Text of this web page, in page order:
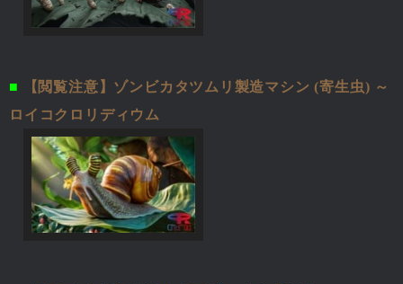
■
【閲覧注意】ゾンビカタツムリ製造マシン (寄生虫) ～
ロイコクロリディウム